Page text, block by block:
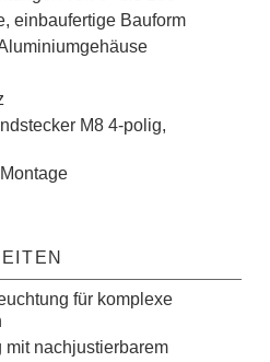
einbaufertige Bauform
M8 4-polig,
für komplexe
nachjustierbarem